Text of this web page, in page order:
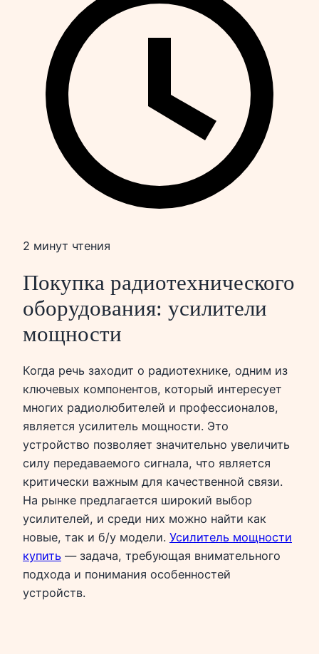
2 минут чтения
Покупка радиотехнического
оборудования: усилители
мощности
Когда речь заходит о радиотехнике, одним из
ключевых компонентов, который интересует
многих радиолюбителей и профессионалов,
является усилитель мощности. Это
устройство позволяет значительно увеличить
силу передаваемого сигнала, что является
критически важным для качественной связи.
На рынке предлагается широкий выбор
усилителей, и среди них можно найти как
новые, так и б/у модели. Усилитель мощности
купить — задача, требующая внимательного
подхода и понимания особенностей
устройств.